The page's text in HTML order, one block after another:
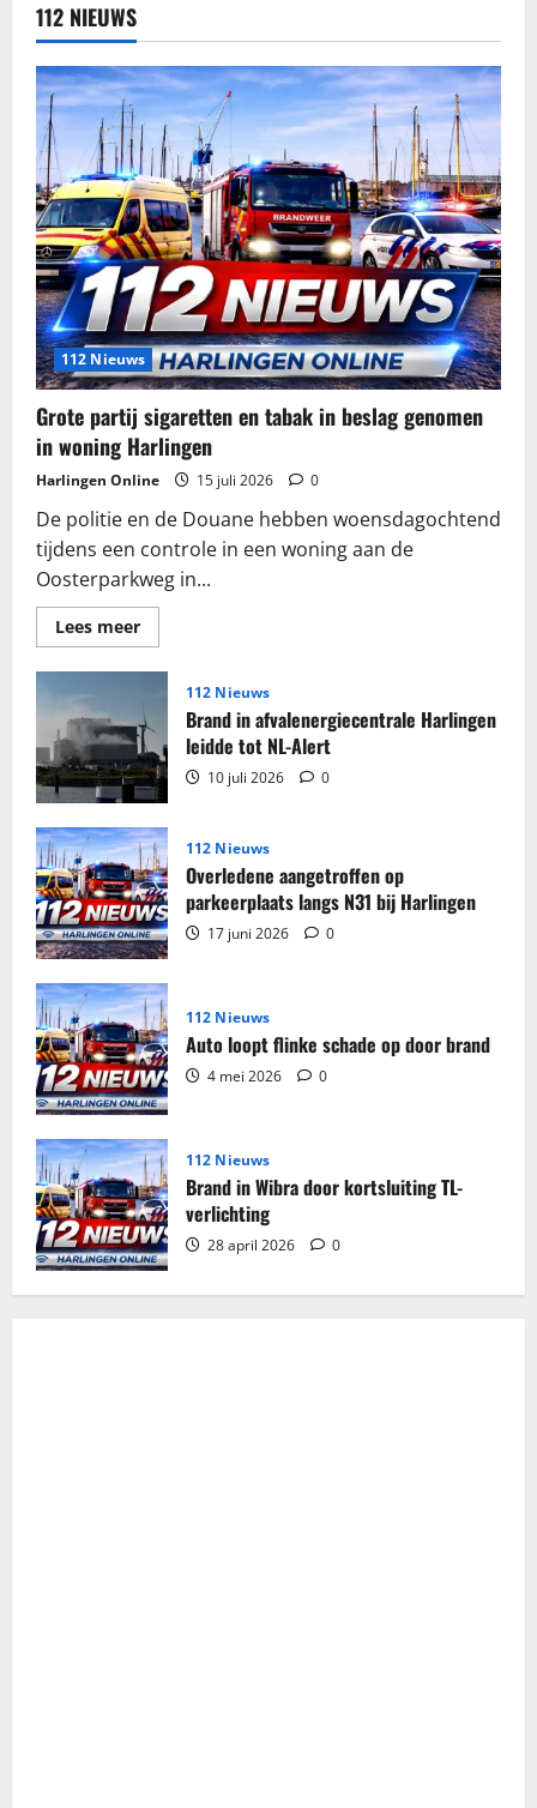
112 NIEUWS
112 Nieuws
Grote partij sigaretten en tabak in beslag genomen
in woning Harlingen
Harlingen Online 15 juli 2026 0
De politie en de Douane hebben woensdagochtend
tijdens een controle in een woning aan de
Oosterparkweg in...
Lees meerLees
meer
Grote
sigaretten
en
tabak
in
beslag
genomen
in
woning
Harlingen
112 Nieuws
Brand in afvalenergiecentrale Harlingen
leidde tot NL-Alert
10 juli 2026 0
112 Nieuws
Overledene aangetroffen op
parkeerplaats langs N31 bij Harlingen
17 juni 2026 0
112 Nieuws
Auto loopt flinke schade op door brand
4 mei 2026 0
112 Nieuws
Brand in Wibra door kortsluiting TL-
verlichting
28 april 2026 0